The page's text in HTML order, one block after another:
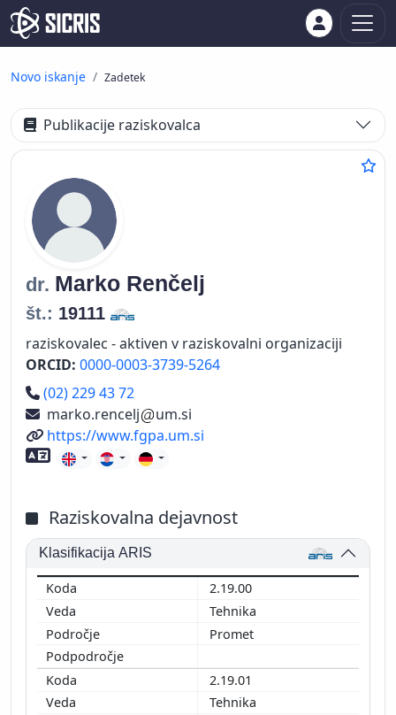
Novo iskanje Zadetek
Publikacije raziskovalca
dr. Marko Renčelj
št.: 19111
raziskovalec - aktiven v raziskovalni organizaciji
ORCID: 0000-0003-3739-5264
Telefon
(02) 229 43 72
marko.rencelj
um.si
Spletni naslov
https://www.fgpa.um.si
Znanje tujih jezikov
Raziskovalna dejavnost
Klasifikacija ARIS
2.19.00
Tehnika
Promet
2.19.01
Tehnika